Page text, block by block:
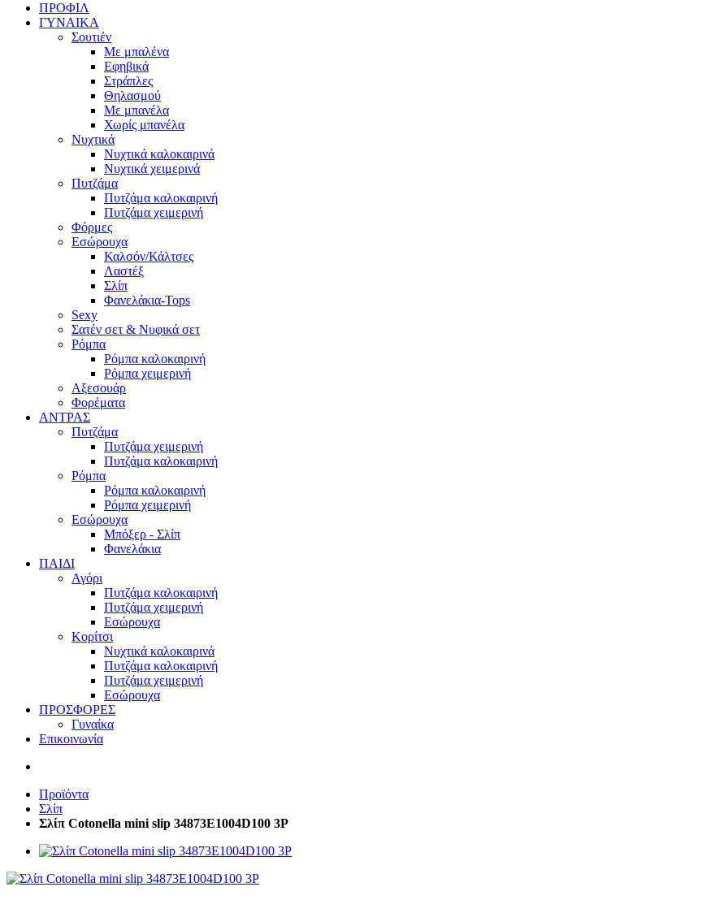
ΠΡΟΦΙΛ
ΓΥΝΑΙΚΑ
Σουτιέν
Με μπαλένα
Εφηβικά
Στράπλες
Θηλασμού
Με μπανέλα
Χωρίς μπανέλα
Νυχτικά
Νυχτικά καλοκαιρινά
Νυχτικά χειμερινά
Πυτζάμα
Πυτζάμα καλοκαιρινή
Πυτζάμα χειμερινή
Φόρμες
Εσώρουχα
Καλσόν/Κάλτσες
Λαστέξ
Σλίπ
Φανελάκια-Tops
Sexy
Σατέν σετ & Νυφικά σετ
Ρόμπα
Ρόμπα καλοκαιρινή
Ρόμπα χειμερινή
Αξεσουάρ
Φορέματα
ΑΝΤΡΑΣ
Πυτζάμα
Πυτζάμα χειμερινή
Πυτζάμα καλοκαιρινή
Ρόμπα
Ρόμπα καλοκαιρινή
Ρόμπα χειμερινή
Εσώρουχα
Μπόξερ - Σλίπ
Φανελάκια
ΠΑΙΔΙ
Αγόρι
Πυτζάμα καλοκαιρινή
Πυτζάμα χειμερινή
Εσώρουχα
Κορίτσι
Νυχτικά καλοκαιρινά
Πυτζάμα καλοκαιρινή
Πυτζάμα χειμερινή
Εσώρουχα
ΠΡΟΣΦΟΡΕΣ
Γυναίκα
Επικοινωνία
Προϊόντα
Σλίπ
Σλίπ Cotonella mini slip 34873E1004D100 3P